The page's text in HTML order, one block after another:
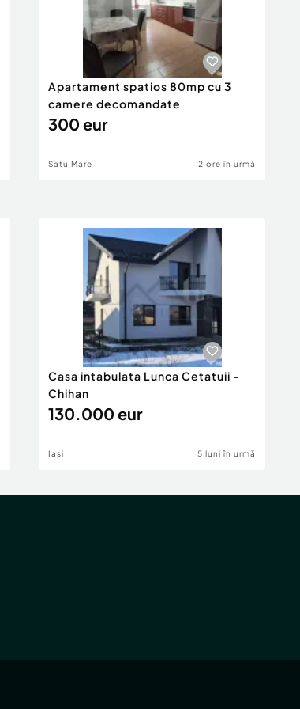
Apartament spatios 80mp cu 3
camere decomandate
300 eur
Satu Mare 2 ore în urmă
Casa intabulata Lunca Cetatuii -
Chihan
130.000 eur
Iasi 5 luni în urmă